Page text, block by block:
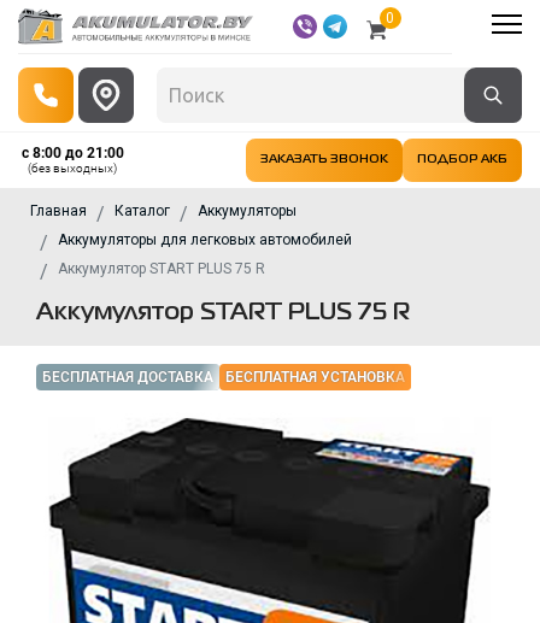
0
с 8:00 до 21:00
(без выходных)
ЗАКАЗАТЬ ЗВОНОК ПОДБОР АКБ
Главная Каталог
Аккумуляторы
Аккумуляторы для легковых автомобилей
Аккумулятор START PLUS 75 R
Аккумулятор START PLUS 75 R
БЕСПЛАТНАЯ ДОСТАВКА БЕСПЛАТНАЯ УСТАНОВКА